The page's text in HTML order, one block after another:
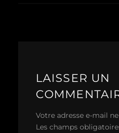
LAISSER UN
Votre adresse e-mail
Les champs